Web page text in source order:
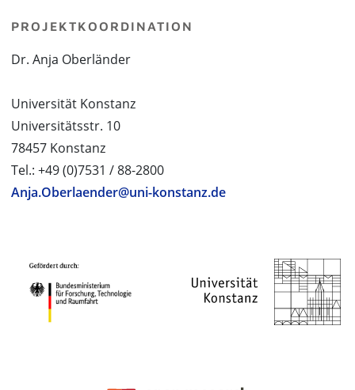
PROJEKTKOORDINATION
Dr. Anja Oberländer
Universität Konstanz
Universitätsstr. 10
78457 Konstanz
Tel.: +49 (0)7531 / 88-2800
Anja.Oberlaender@uni-konstanz.de